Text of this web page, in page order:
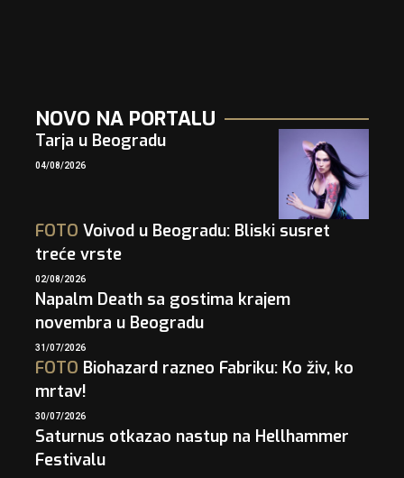
NOVO NA PORTALU
Tarja u Beogradu
04/08/2026
FOTO Voivod u Beogradu: Bliski susret
treće vrste
02/08/2026
Napalm Death sa gostima krajem
novembra u Beogradu
31/07/2026
FOTO Biohazard razneo Fabriku: Ko živ, ko
mrtav!
30/07/2026
Saturnus otkazao nastup na Hellhammer
Festivalu